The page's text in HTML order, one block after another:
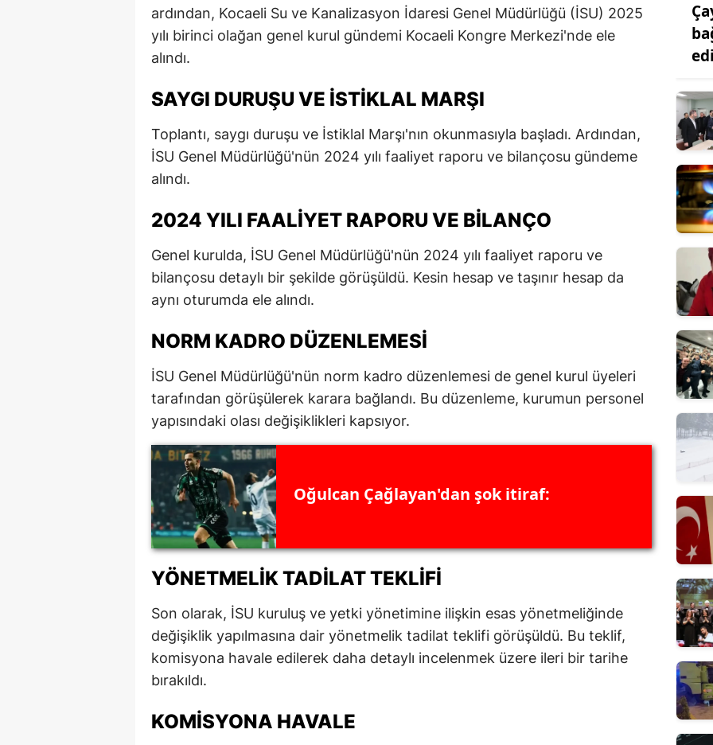
ardından, Kocaeli Su ve Kanalizasyon İdaresi Genel Müdürlüğü (İSU) 2025
yılı birinci olağan genel kurul gündemi Kocaeli Kongre Merkezi'nde ele
alındı.
SAYGI DURUŞU VE İSTIKLAL MARŞI
Toplantı, saygı duruşu ve İstiklal Marşı'nın okunmasıyla başladı. Ardından,
İSU Genel Müdürlüğü'nün 2024 yılı faaliyet raporu ve bilançosu gündeme
alındı.
2024 YILI FAALIYET RAPORU VE BILANÇO
Genel kurulda, İSU Genel Müdürlüğü'nün 2024 yılı faaliyet raporu ve
bilançosu detaylı bir şekilde görüşüldü. Kesin hesap ve taşınır hesap da
aynı oturumda ele alındı.
NORM KADRO DÜZENLEMESI
İSU Genel Müdürlüğü'nün norm kadro düzenlemesi de genel kurul üyeleri
tarafından görüşülerek karara bağlandı. Bu düzenleme, kurumun personel
yapısındaki olası değişiklikleri kapsıyor.
Oğulcan Çağlayan'dan şok itiraf:
YÖNETMELIK TADILAT TEKLIFI
Son olarak, İSU kuruluş ve yetki yönetimine ilişkin esas yönetmeliğinde
değişiklik yapılmasına dair yönetmelik tadilat teklifi görüşüldü. Bu teklif,
komisyona havale edilerek daha detaylı incelenmek üzere ileri bir tarihe
bırakıldı.
KOMISYONA HAVALE